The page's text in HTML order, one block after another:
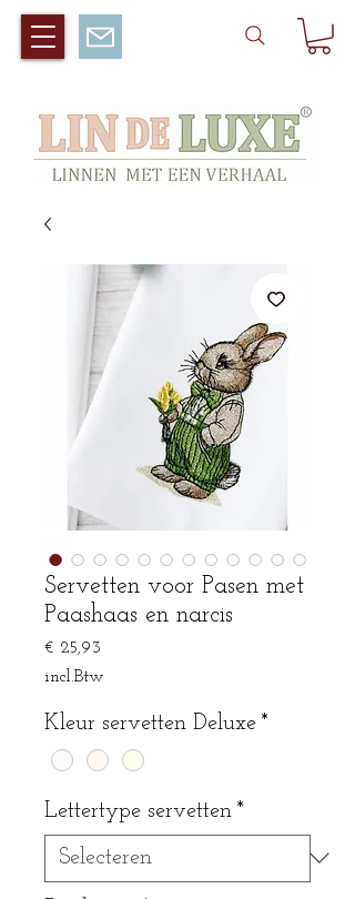
Servetten voor Pasen met
Paashaas en narcis
€ 25,93
incl.Btw
Kleur servetten Deluxe *
Lettertype servetten *